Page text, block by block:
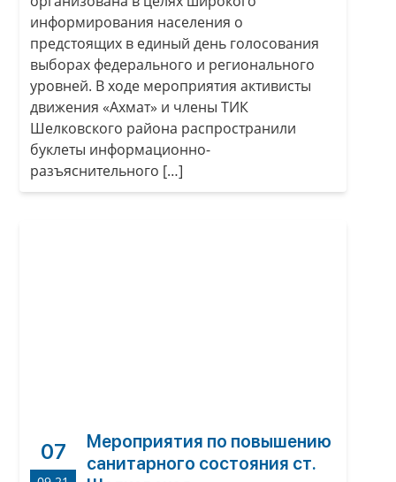
информирования населения о
предстоящих в единый день голосования
выборах федерального и регионального
уровней. В ходе мероприятия активисты
движения «Ахмат» и члены ТИК
Шелковского района распространили
буклеты информационно-
разъяснительного […]
07
Мероприятия по повышению
санитарного состояния ст.